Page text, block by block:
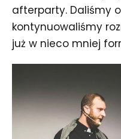
afterparty. Daliśmy
kontynuowaliśmy
już w nieco mniej